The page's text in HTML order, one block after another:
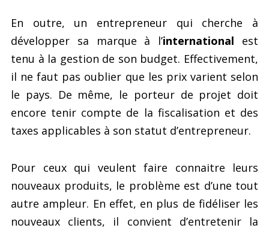
En outre, un entrepreneur qui cherche à
développer sa marque à l’international est
tenu à la gestion de son budget. Effectivement,
il ne faut pas oublier que les prix varient selon
le pays. De même, le porteur de projet doit
encore tenir compte de la fiscalisation et des
taxes applicables à son statut d’entrepreneur.
Pour ceux qui veulent faire connaitre leurs
nouveaux produits, le problème est d’une tout
autre ampleur. En effet, en plus de fidéliser les
nouveaux clients, il convient d’entretenir la